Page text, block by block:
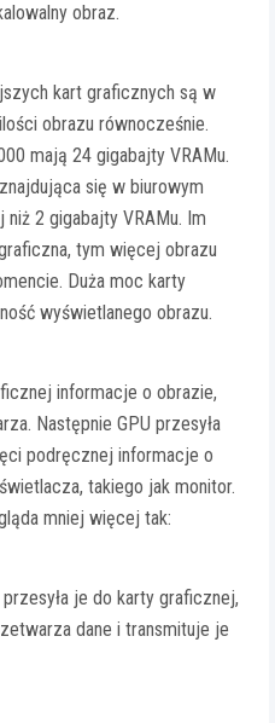
obraz.
kart graficznych są w
obrazu równocześnie.
mają 24 gigabajty VRAMu.
się w biurowym
2 gigabajty VRAMu. Im
tym więcej obrazu
Duża moc karty
wyświetlanego obrazu.
informacje o obrazie,
Następnie GPU przesyła
podręcznej informacje o
takiego jak monitor.
mniej więcej tak:
je do karty graficznej,
dane i transmituje je